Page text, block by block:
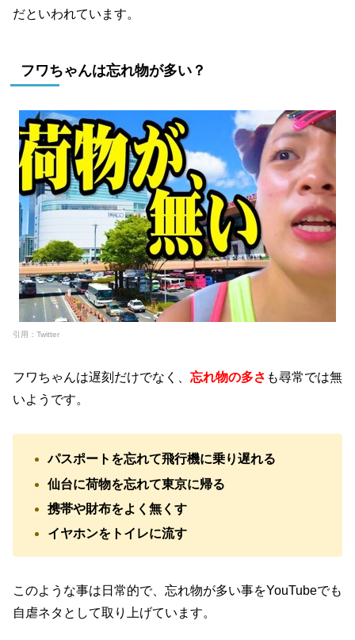
だといわれています。
フワちゃんは忘れ物が多い？
引用：Twitter
フワちゃんは遅刻だけでなく、 忘れ物の多さ も尋常では無
いようです。
パスポートを忘れて飛行機に乗り遅れる
仙台に荷物を忘れて東京に帰る
携帯や財布をよく無くす
イヤホンをトイレに流す
このような事は日常的で、忘れ物が多い事をYouTubeでも
自虐ネタとして取り上げています。